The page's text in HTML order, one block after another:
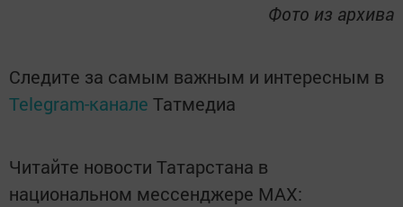
Фото из архива
Следите за самым важным и интересным в
Telegram-канале Татмедиа
Читайте новости Татарстана в
национальном мессенджере MАХ: